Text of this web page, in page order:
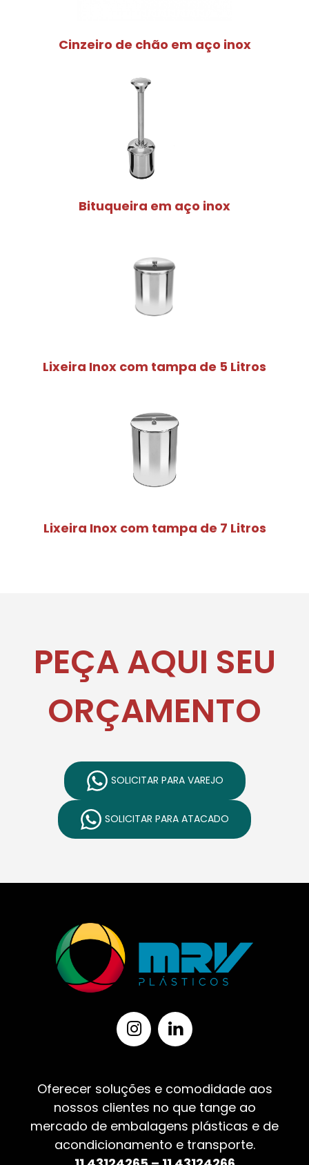
Cinzeiro de chão em aço inox
Bituqueira em aço inox
Lixeira Inox com tampa de 5 Litros
Lixeira Inox com tampa de 7 Litros
PEÇA AQUI SEU
ORÇAMENTO
SOLICITAR PARA VAREJO
SOLICITAR PARA ATACADO
Oferecer soluções e comodidade aos
nossos clientes no que tange ao
mercado de embalagens plásticas e de
acondicionamento e transporte.